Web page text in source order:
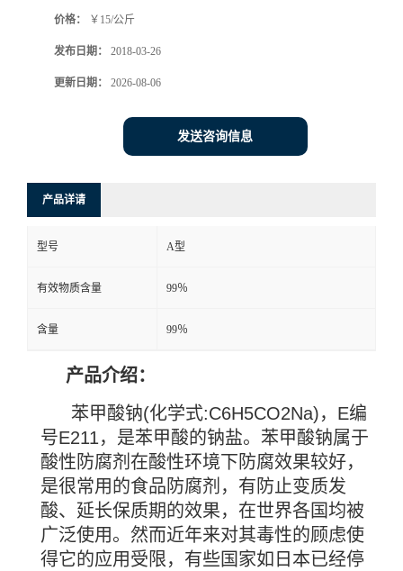
价格： ￥15/公斤
发布日期： 2018-03-26
更新日期： 2026-08-06
发送咨询信息
产品详请
型号 A型
有效物质含量 99％
含量 99％
产品介绍：
苯甲酸钠(化学式:C6H5CO2Na)， E编
号E211，是苯甲酸的钠盐。苯甲酸钠属于
酸性防腐剂在酸性环境下防腐效果较好，
是很常用的食品防腐剂，有防止变质发
酸、延长保质期的效果，在世界各国均被
广泛使用。然而近年来对其毒性的顾虑使
得它的应用受限，有些国家如日本已经停